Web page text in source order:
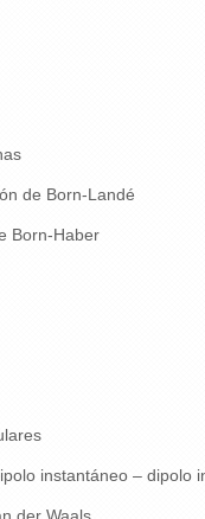
de Born-Landé
Born-Haber
instantáneo – dipolo